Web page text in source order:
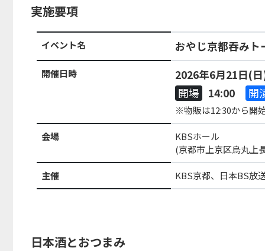
実施要項
イベント名 おやじ京都吞み
開催日時
2026年6月21日(
開場
14:00 開
※物販は12:30から開
会場
KBSホール
(京都市上京区烏丸上
主催 KBS京都、日本BS放
日本酒とおつまみ